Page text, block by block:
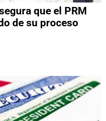
que el PRM
de su proceso